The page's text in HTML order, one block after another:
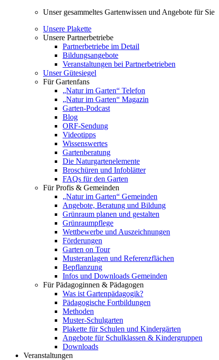
Unser gesammeltes Gartenwissen und Angebote für Sie
Unsere Plakette
Unsere Partnerbetriebe
Partnerbetriebe im Detail
Bildungsangebote
Veranstaltungen bei Partnerbetrieben
Unser Gütesiegel
Für Gartenfans
„Natur im Garten“ Telefon
„Natur im Garten“ Magazin
Garten-Podcast
Blog
ORF-Sendung
Videotipps
Wissenswertes
Gartenberatung
Die Naturgartenelemente
Broschüren und Infoblätter
FAQs für den Garten
Für Profis & Gemeinden
„Natur im Garten“ Gemeinden
Angebote, Beratung und Bildung
Grünraum planen und gestalten
Grünraumpflege
Wettbewerbe und Auszeichnungen
Förderungen
Garten on Tour
Musteranlagen und Referenzflächen
Bepflanzung
Infos und Downloads Gemeinden
Für Pädagoginnen & Pädagogen
Was ist Gartenpädagogik?
Pädagogische Fortbildungen
Methoden
Muster-Schulgarten
Plakette für Schulen und Kindergärten
Angebote für Schulklassen & Kindergruppen
Downloads
Veranstaltungen